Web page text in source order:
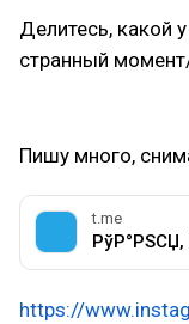
Делитесь, какой
странный
Пишу много,
t.me
РўР°РЅСЏ,
https://